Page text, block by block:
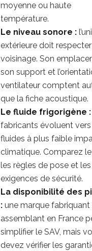
moyenne ou haute
température.
Le niveau sonore :
extérieure doit
voisinage. Son
son support et
ventilateur comptent
que la fiche acoustique.
Le fluide frigorigène :
fabricants évoluent
fluides à plus faible
climatique. Comparez le
les règles de pose et les
exigences de sécurité.
La disponibilité des
: une marque fabriquant
assemblant en France
simplifier le SAV, mais
devez vérifier les